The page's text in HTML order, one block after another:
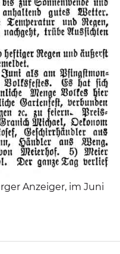
Anzeiger, im Juni